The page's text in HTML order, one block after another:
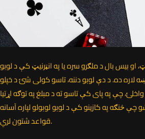
او بیس بال د ملګرو سره یا په انټرنیټ کې د لوبو
لاره ده. د دې لوبو دننه، تاسو کولی شئ د خپلو
چې په پای کې تاسو ته د مبلغ په توګه اړتیا
څنګه په کازینو کې د لوبو لوبولو لپاره آسانه
قواعد شتون لري.